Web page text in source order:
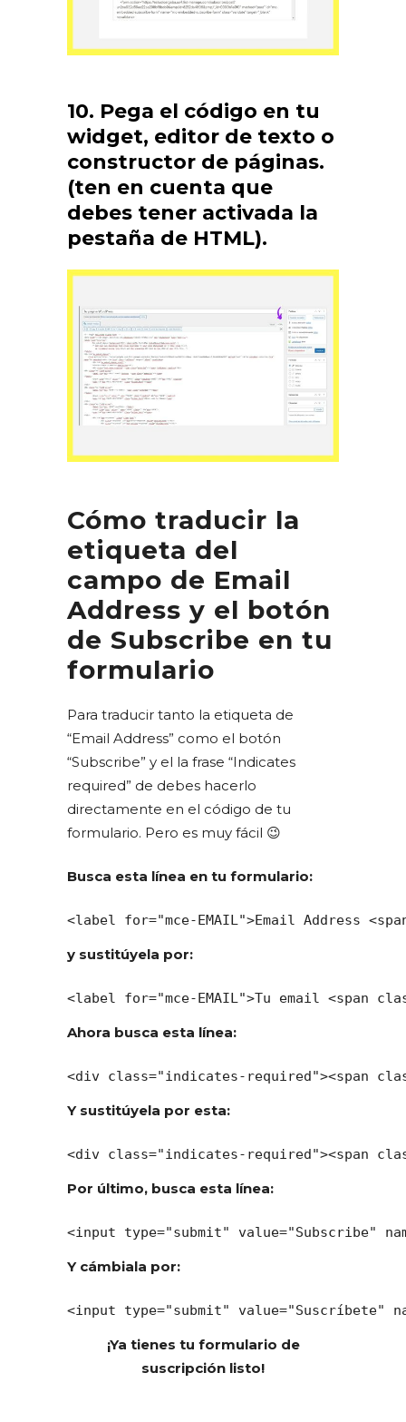
10. Pega el código en tu
widget, editor de texto o
constructor de páginas.
(ten en cuenta que
debes tener activada la
pestaña de HTML).
Cómo traducir la
etiqueta del
campo de Email
Address y el botón
de Subscribe en tu
formulario
Para traducir tanto la etiqueta de
“Email Address” como el botón
“Subscribe” y el la frase “Indicates
required” de debes hacerlo
directamente en el código de tu
formulario. Pero es muy fácil 😉
Busca esta línea en tu formulario:
<label for="mce-EMAIL">Email Address
y sustitúyela por:
<label for="mce-EMAIL">Tu email <span
Ahora busca esta línea:
<div class="indicates-required"><span
Y sustitúyela por esta:
<div class="indicates-required"><span
Por último, busca esta línea:
<input type="submit" value="Subscribe"
Y cámbiala por:
<input type="submit" value="Suscríbete"
¡Ya tienes tu formulario de
suscripción listo!